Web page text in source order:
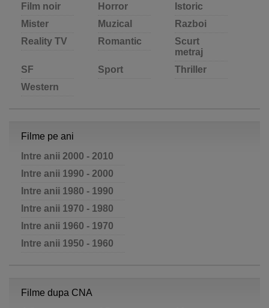
Film noir
Horror
Istoric
Mister
Muzical
Razboi
Reality TV
Romantic
Scurt
metraj
SF
Sport
Thriller
Western
Filme pe ani
Intre anii 2000 - 2010
Intre anii 1990 - 2000
Intre anii 1980 - 1990
Intre anii 1970 - 1980
Intre anii 1960 - 1970
Intre anii 1950 - 1960
Filme dupa CNA